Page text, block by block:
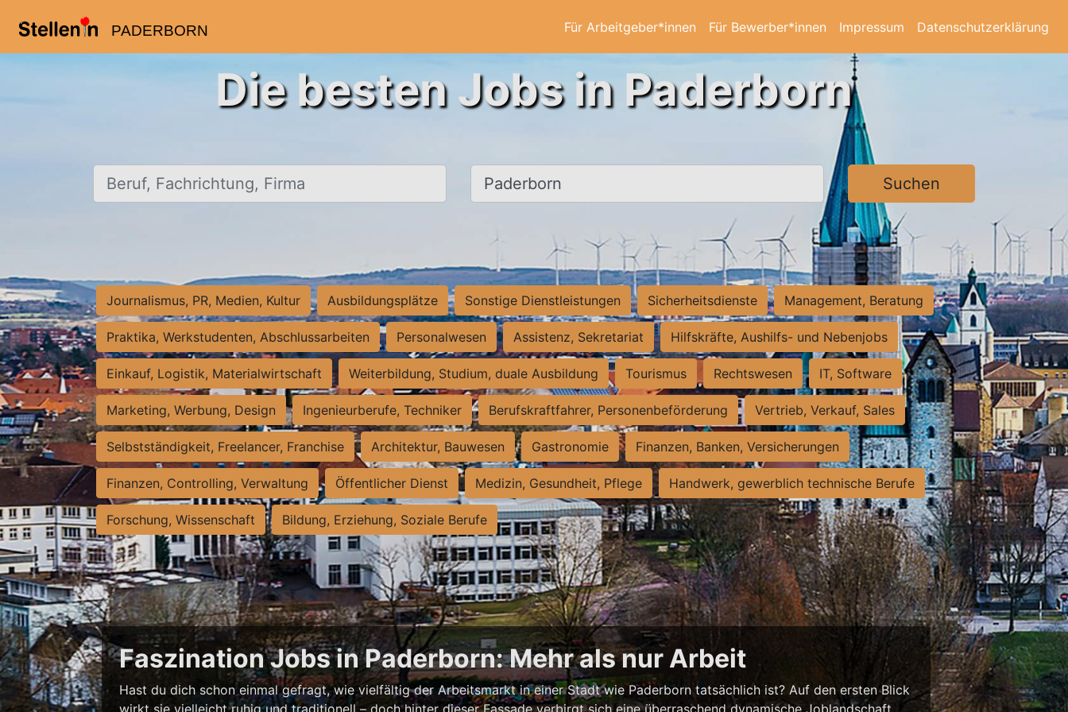
PADERBORN Für Arbeitgeber*innen Für Bewerber*innen Impressum Datenschutzerklärung
Die besten Jobs in Paderborn
Beruf, Fachrichtung, Firma Ort, Stadt Suchen
Journalismus, PR, Medien, Kultur Ausbildungsplätze Sonstige Dienstleistungen Sicherheitsdienste Management, Beratung
Praktika, Werkstudenten, Abschlussarbeiten Personalwesen Assistenz, Sekretariat Hilfskräfte, Aushilfs- und Nebenjobs
Einkauf, Logistik, Materialwirtschaft Weiterbildung, Studium, duale Ausbildung Tourismus Rechtswesen IT, Software
Marketing, Werbung, Design Ingenieurberufe, Techniker Berufskraftfahrer, Personenbeförderung Vertrieb, Verkauf, Sales
Selbstständigkeit, Freelancer, Franchise Architektur, Bauwesen Gastronomie Finanzen, Banken, Versicherungen
Finanzen, Controlling, Verwaltung Öffentlicher Dienst Medizin, Gesundheit, Pflege Handwerk, gewerblich technische Berufe
Forschung, Wissenschaft Bildung, Erziehung, Soziale Berufe
Faszination Jobs in Paderborn: Mehr als nur Arbeit
Hast du dich schon einmal gefragt, wie vielfältig der Arbeitsmarkt in einer Stadt wie Paderborn tatsächlich ist? Auf den ersten Blick